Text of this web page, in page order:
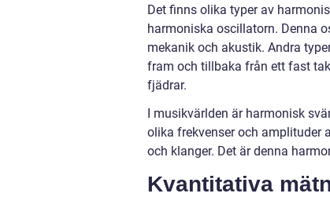
Det finns olika typer av
harmoniska oscillatorn. Denna
mekanik och akustik. Andra
fram och tillbaka från ett fast
fjädrar.
I musikvärlden är harmonisk
olika frekvenser och amplituder
och klanger. Det är denna
Kvantitativa